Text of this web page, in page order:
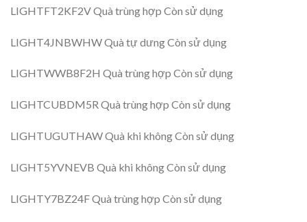
LIGHTFT2KF2V Quà trùng hợp Còn sử dụng
LIGHT4JNBWHW Quà tự dưng Còn sử dụng
LIGHTWWB8F2H Quà trùng hợp Còn sử dụng
LIGHTCUBDM5R Quà trùng hợp Còn sử dụng
LIGHTUGUTHAW Quà khi không Còn sử dụng
LIGHT5YVNEVB Quà khi không Còn sử dụng
LIGHTY7BZ24F Quà trùng hợp Còn sử dụng